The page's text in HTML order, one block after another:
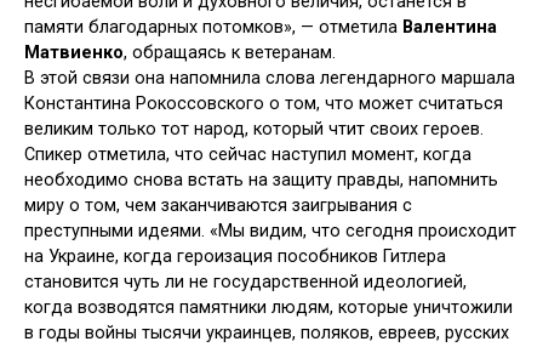
памяти благодарных потомков», — отметила Валентина
Матвиенко, обращаясь к ветеранам.
В этой связи она напомнила слова легендарного маршала
Константина Рокоссовского о том, что может считаться
великим только тот народ, который чтит своих героев.
Спикер отметила, что сейчас наступил момент, когда
необходимо снова встать на защиту правды, напомнить
миру о том, чем заканчиваются заигрывания с
преступными идеями. «Мы видим, что сегодня происходит
на Украине, когда героизация пособников Гитлера
становится чуть ли не государственной идеологией,
когда возводятся памятники людям, которые уничтожили
в годы войны тысячи украинцев, поляков, евреев, русских